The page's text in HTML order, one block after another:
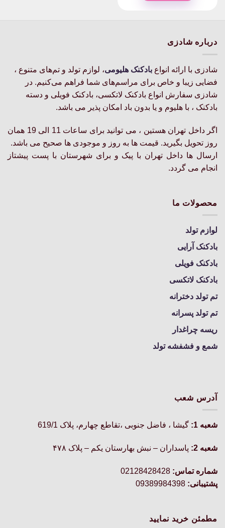
باشد.
گزینه
ها
ممکن
است
صفحه
محصول
انتخاب
ها
ممکن
انتخاب
شوند
درباره شادزی
شادزی با ارائه انواع بادکنک‌ هلیومی، لوازم تولد و تم‌های متنوع ،
فضایی زیبا و خاص برای مراسم‌های شما فراهم می‌کنیم. در
شادزی سفارش انواع بادکنک لاتکسی، بادکنک فویلی و دسته
بادکنک ، با هلیوم و یا بدون باد امکان پذیر می باشد.
اگر داخل تهران هستین ، می توانید برای ساعات 11 الی 19 همان
روز تحویل بگیرید. قیمت ها به روز و موجودی ها صحیح می باشد.
ارسال ها داخل تهران با پیک و برای شهرستان با پست پیشتاز
انجام می گردد.
محصولات ما
لوازم تولد
بادکنک آرایی
بادکنک فویلی
بادکنک لاتکسی
تم تولد دخترانه
تم تولد پسرانه
ریسه چراغدار
شمع و فشفشه تولد
آدرس شعب
شعبه 1: گيشا ، فاضل جنوبی ،تقاطع چهارم، پلاک 619/1
شعبه 2: پاسداران – نبش بهارستان یکم – پلاک ۴۷۸
شماره تماس:
پشتیبانی:
مطمئن خرید نمایید